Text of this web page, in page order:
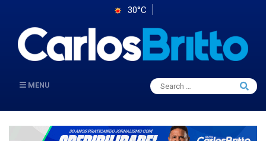
30°C
MENU
Search
for:
Search